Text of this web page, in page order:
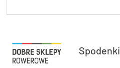
Spodenki